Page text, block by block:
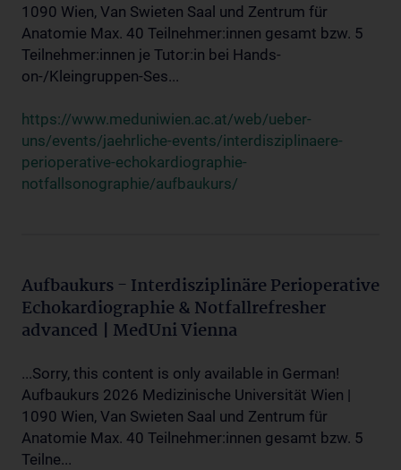
1090 Wien, Van Swieten Saal und Zentrum für
Anatomie Max. 40 Teilnehmer:innen gesamt bzw. 5
Teilnehmer:innen je Tutor:in bei Hands-
on-/Kleingruppen-Ses...
https://www.meduniwien.ac.at/web/ueber-
uns/events/jaehrliche-events/interdisziplinaere-
perioperative-echokardiographie-
notfallsonographie/aufbaukurs/
Aufbaukurs - Interdisziplinäre Perioperative
Echokardiographie & Notfallrefresher
advanced | MedUni Vienna
...Sorry, this content is only available in German!
Aufbaukurs 2026 Medizinische Universität Wien |
1090 Wien, Van Swieten Saal und Zentrum für
Anatomie Max. 40 Teilnehmer:innen gesamt bzw. 5
Teilne...